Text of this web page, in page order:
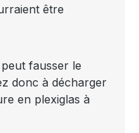
être
fausser le
donc à décharger
en plexiglas à